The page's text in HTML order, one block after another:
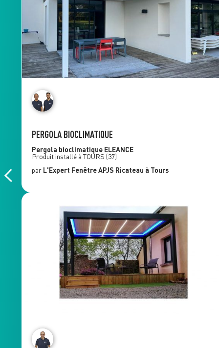
PERGOLA BIOCLIMATIQUE
Pergola bioclimatique ELEANCE
Produit installé à TOURS (37)
par L'Expert FenêtreAPJS Ricateau à Tours